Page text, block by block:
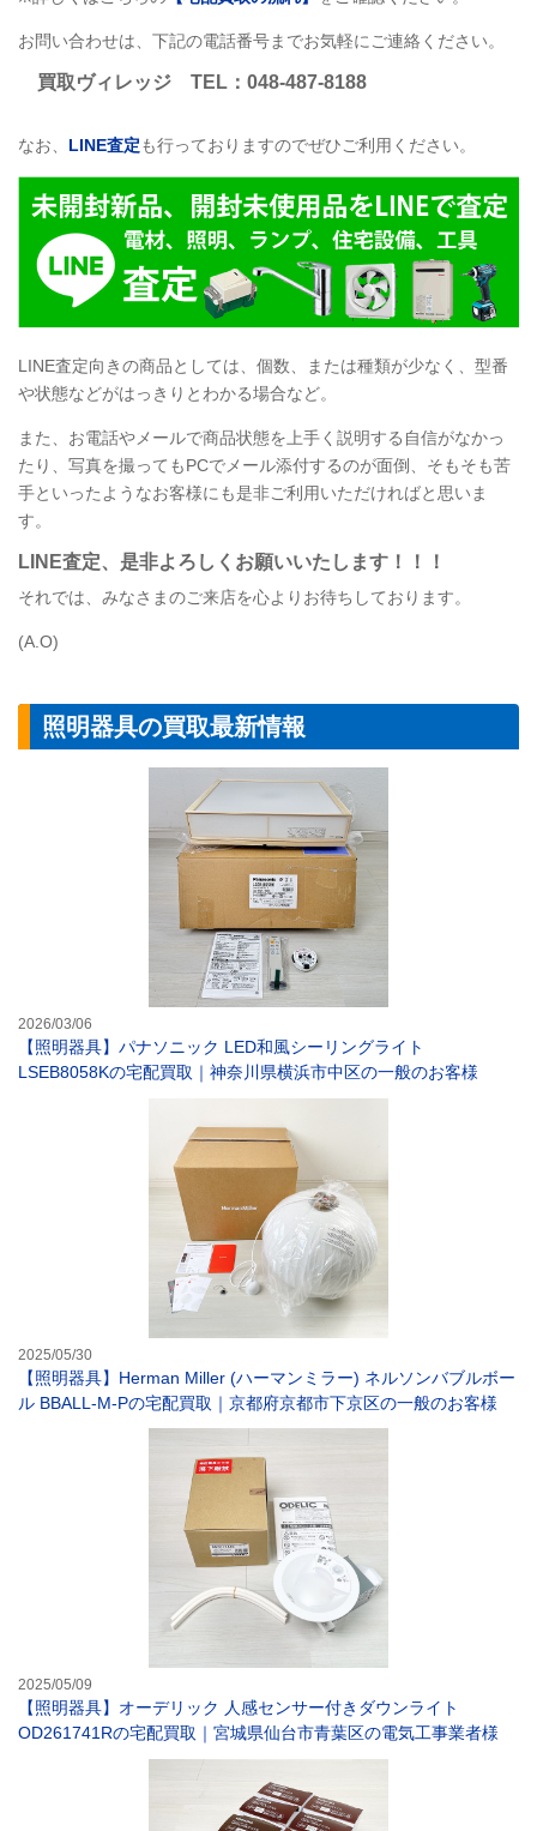
お問い合わせは、下記の電話番号までお気軽にご連絡ください。
買取ヴィレッジ TEL ：048-487-8188
なお、 LINE査定も行っておりますのでぜひご利用ください。
LINE査定向きの商品としては、個数、または種類が少なく、型番
や状態などがはっきりとわかる場合など。
また、お電話やメールで商品状態を上手く説明する自信がなかっ
たり、写真を撮ってもPCでメール添付するのが面倒、そもそも苦
手といったようなお客様にも是非ご利用いただければと思いま
す。
LINE査定、是非よろしくお願いいたします！！！
それでは、みなさまのご来店を心よりお待ちしております。
(A.O)
照明器具の買取最新情報
2026/03/06
【照明器具】パナソニック LED和風シーリングライト
LSEB8058Kの宅配買取｜神奈川県横浜市中区の一般のお客様
2025/05/30
【照明器具】Herman Miller (ハーマンミラー) ネルソンバブルボー
ル BBALL-M-Pの宅配買取｜京都府京都市下京区の一般のお客様
2025/05/09
【照明器具】オーデリック 人感センサー付きダウンライト
OD261741Rの宅配買取｜宮城県仙台市青葉区の電気工事業者様